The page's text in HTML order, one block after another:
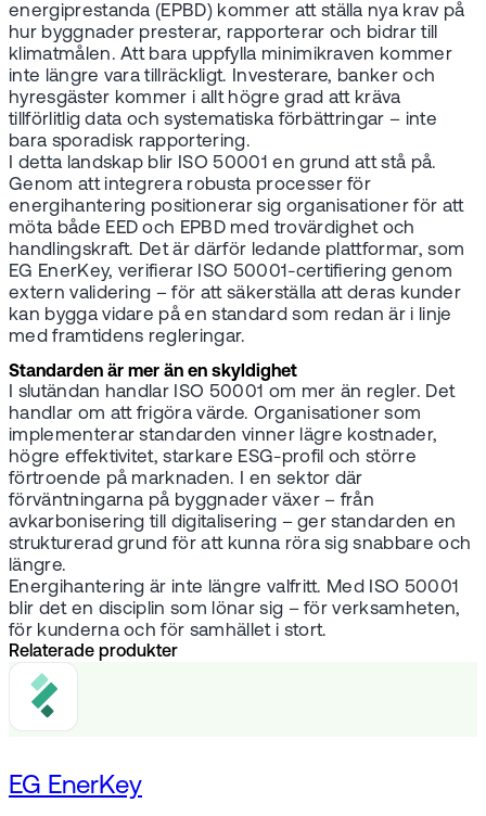
energiprestanda (EPBD) kommer att ställa nya krav på
hur byggnader presterar, rapporterar och bidrar till
klimatmålen. Att bara uppfylla minimikraven kommer
inte längre vara tillräckligt. Investerare, banker och
hyresgäster kommer i allt högre grad att kräva
tillförlitlig data och systematiska förbättringar – inte
bara sporadisk rapportering.
I detta landskap blir ISO 50001 en grund att stå på.
Genom att integrera robusta processer för
energihantering positionerar sig organisationer för att
möta både EED och EPBD med trovärdighet och
handlingskraft. Det är därför ledande plattformar, som
EG EnerKey, verifierar ISO 50001-certifiering genom
extern validering – för att säkerställa att deras kunder
kan bygga vidare på en standard som redan är i linje
med framtidens regleringar.
Standarden är mer än en skyldighet
I slutändan handlar ISO 50001 om mer än regler. Det
handlar om att frigöra värde. Organisationer som
implementerar standarden vinner lägre kostnader,
högre effektivitet, starkare ESG-profil och större
förtroende på marknaden. I en sektor där
förväntningarna på byggnader växer – från
avkarbonisering till digitalisering – ger standarden en
strukturerad grund för att kunna röra sig snabbare och
längre.
Energihantering är inte längre valfritt. Med ISO 50001
blir det en disciplin som lönar sig – för verksamheten,
för kunderna och för samhället i stort.
Relaterade produkter
EG EnerKey